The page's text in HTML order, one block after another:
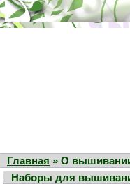
Главная » О
Наборы для